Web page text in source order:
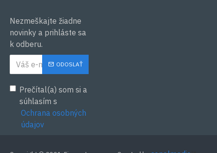
Nezmeškajte žiadne
novinky a prihláste sa
k odberu.
ODOSLAŤ
Prečítal(a) som si a
súhlasím s
Ochrana osobných
údajov